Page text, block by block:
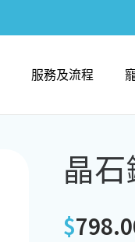
服務及流程
晶石
$